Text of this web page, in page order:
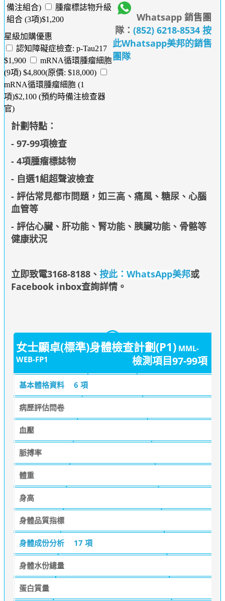
備注組合)
腫瘤標誌物升級
組合 (3項)$1,200
星級加購優惠
認知障礙症檢查: p-Tau217
$1,900
mRNA循環腫瘤細胞
(9項) $4,800(原價: $18,000)
mRNA循環腫瘤細胞 (1
項)$2,100 (預約時備注檢查器
官)
Whatsapp 銷售團
隊： (852) 6218-8534 按
此Whatsapp美邦的銷售
團隊
計劃特點：
- 97-99項檢查
- 4項腫瘤標誌物
- 自選1組超聲波檢查
- 評估常見都市問題，如三高、痛風、糖尿、心腦
血管等
- 評估心臟、肝功能、腎功能、胰臟功能、骨骼等
健康狀況
立即致電3168-8188、 按此：WhatsApp美邦或
Facebook inbox查詢詳情。
女士顯卓(標準)身體檢查計劃(P1) MML-
WEB-FP1
檢測項目97-99項
基本體格資料 6 項
病歷評估問卷
血壓
脈搏率
體重
身高
身體品質指標
身體成份分析 17 項
身體水份總量
蛋白質量